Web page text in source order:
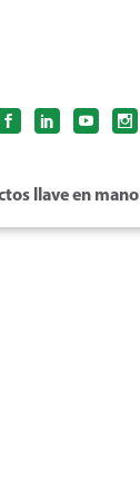
llave en mano